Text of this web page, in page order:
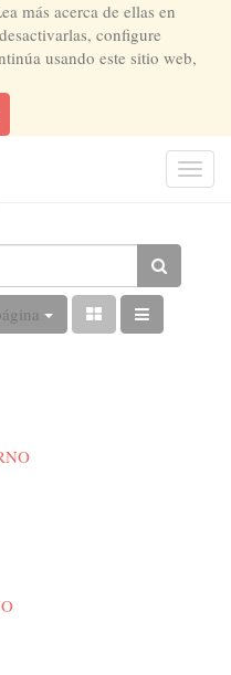
más acerca de ellas en
configure
usando este sitio web,